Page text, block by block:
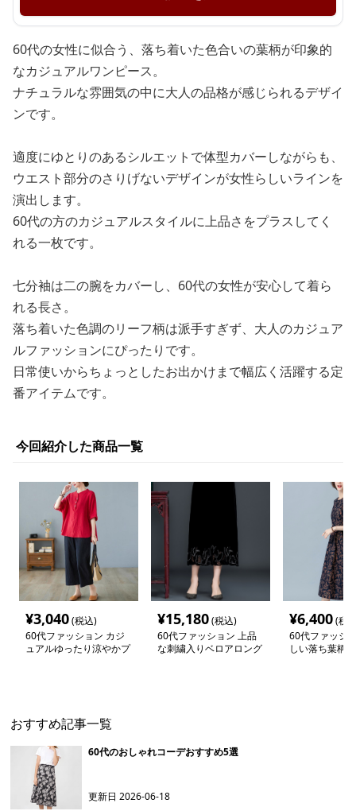
60代の女性に似合う、落ち着いた色合いの葉柄が印象的
なカジュアルワンピース。
ナチュラルな雰囲気の中に大人の品格が感じられるデザイ
ンです。
適度にゆとりのあるシルエットで体型カバーしながらも、
ウエスト部分のさりげないデザインが女性らしいラインを
演出します。
60代の方のカジュアルスタイルに上品さをプラスしてく
れる一枚です。
七分袖は二の腕をカバーし、60代の女性が安心して着ら
れる長さ。
落ち着いた色調のリーフ柄は派手すぎず、大人のカジュア
ルファッションにぴったりです。
日常使いからちょっとしたお出かけまで幅広く活躍する定
番アイテムです。
今回紹介した商品一覧
¥3,040(税込)
60代ファッション カジ
ュアルゆったり涼やかプ
¥15,180(税込)
60代ファッション 上品
な刺繍入りベロアロング
¥6,400(税
60代ファッシ
しい落ち葉柄
おすすめ記事一覧
60代のおしゃれコーデおすすめ5選
更新日2026-06-18